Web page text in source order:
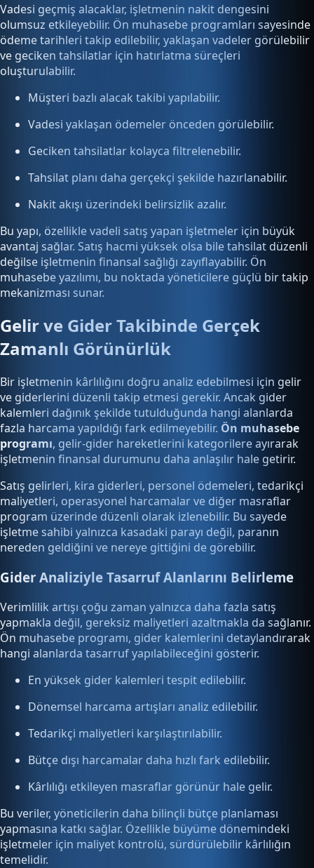
Vadesi geçmiş alacaklar, işletmenin nakit dengesini
olumsuz etkileyebilir. Ön muhasebe programları sayesinde
ödeme tarihleri takip edilebilir, yaklaşan vadeler görülebilir
ve geciken tahsilatlar için hatırlatma süreçleri
oluşturulabilir.
Müşteri bazlı alacak takibi yapılabilir.
Vadesi yaklaşan ödemeler önceden görülebilir.
Geciken tahsilatlar kolayca filtrelenebilir.
Tahsilat planı daha gerçekçi şekilde hazırlanabilir.
Nakit akışı üzerindeki belirsizlik azalır.
Bu yapı, özellikle vadeli satış yapan işletmeler için büyük
avantaj sağlar. Satış hacmi yüksek olsa bile tahsilat düzenli
değilse işletmenin finansal sağlığı zayıflayabilir. Ön
muhasebe yazılımı, bu noktada yöneticilere güçlü bir takip
mekanizması sunar.
Gelir ve Gider Takibinde Gerçek
Zamanlı Görünürlük
Bir işletmenin kârlılığını doğru analiz edebilmesi için gelir
ve giderlerini düzenli takip etmesi gerekir. Ancak gider
kalemleri dağınık şekilde tutulduğunda hangi alanlarda
fazla harcama yapıldığı fark edilmeyebilir. Ön muhasebe
programı, gelir-gider hareketlerini kategorilere ayırarak
işletmenin finansal durumunu daha anlaşılır hale getirir.
Satış gelirleri, kira giderleri, personel ödemeleri, tedarikçi
maliyetleri, operasyonel harcamalar ve diğer masraflar
program üzerinde düzenli olarak izlenebilir. Bu sayede
işletme sahibi yalnızca kasadaki parayı değil, paranın
nereden geldiğini ve nereye gittiğini de görebilir.
Gider Analiziyle Tasarruf Alanlarını Belirleme
Verimlilik artışı çoğu zaman yalnızca daha fazla satış
yapmakla değil, gereksiz maliyetleri azaltmakla da sağlanır.
Ön muhasebe programı, gider kalemlerini detaylandırarak
hangi alanlarda tasarruf yapılabileceğini gösterir.
En yüksek gider kalemleri tespit edilebilir.
Dönemsel harcama artışları analiz edilebilir.
Tedarikçi maliyetleri karşılaştırılabilir.
Bütçe dışı harcamalar daha hızlı fark edilebilir.
Kârlılığı etkileyen masraflar görünür hale gelir.
Bu veriler, yöneticilerin daha bilinçli bütçe planlaması
yapmasına katkı sağlar. Özellikle büyüme dönemindeki
işletmeler için maliyet kontrolü, sürdürülebilir kârlılığın
temelidir.